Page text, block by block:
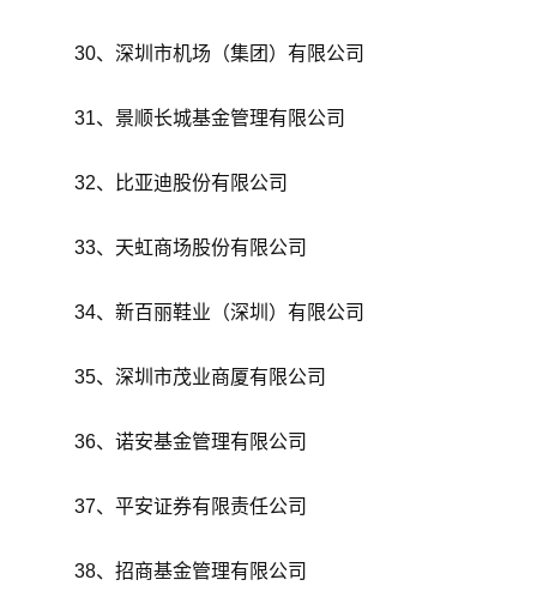
30、深圳市机场（集团）有限公司
31、景顺长城基金管理有限公司
32、比亚迪股份有限公司
33、天虹商场股份有限公司
34、新百丽鞋业（深圳）有限公司
35、深圳市茂业商厦有限公司
36、诺安基金管理有限公司
37、平安证券有限责任公司
38、招商基金管理有限公司